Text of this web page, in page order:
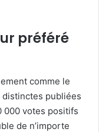
préféré
comme le
publiées
000 votes positifs
de n’importe